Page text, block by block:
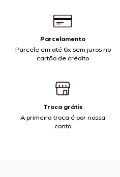
Parcelamento
Parcele em até 6x sem juros no
cartão de crédito
Troca grátis
A primeira troca é por nossa
conta